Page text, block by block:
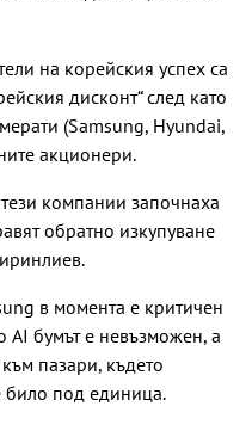
на корейския успех са
дисконт“ след като
(Samsung, Hyundai,
акционери.
компании започнаха
обратно изкупуване
в момента е критичен
AI бумът е невъзможен, а
пазари, където
било под единица.